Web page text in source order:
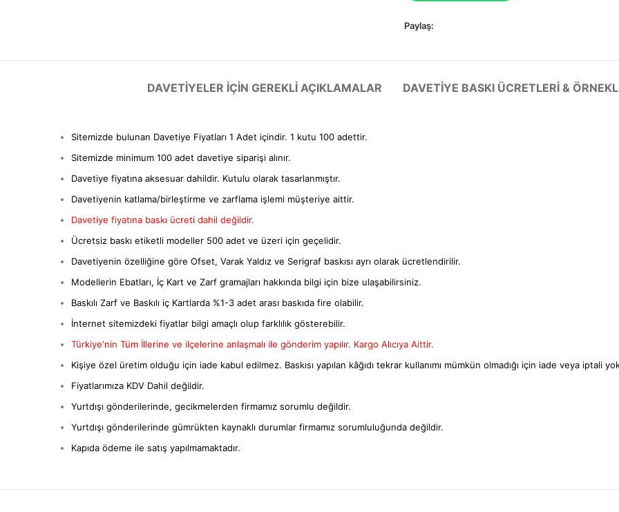
Paylaş:
DAVETIYELER IÇIN GEREKLI AÇIKLAMALAR DAVETIYE BASKI ÜCRETLERI &
Sitemizde bulunan Davetiye Fiyatları 1 Adet içindir. 1 kutu 100 adettir.
Sitemizde minimum 100 adet davetiye siparişi alınır.
Davetiye fiyatına aksesuar dahildir. Kutulu olarak tasarlanmıştır.
Davetiyenin katlama/birleştirme ve zarflama işlemi müşteriye aittir.
Davetiye fiyatına baskı ücreti dahil değildir.
Ücretsiz baskı etiketli modeller 500 adet ve üzeri için geçelidir.
Davetiyenin özelliğine göre Ofset, Varak Yaldız ve Serigraf baskısı ayrı olarak ücretlendirilir.
Modellerin Ebatları, İç Kart ve Zarf gramajları hakkında bilgi için bize ulaşabilirsiniz.
Baskılı Zarf ve Baskılı iç Kartlarda %1-3 adet arası baskıda fire olabilir.
İnternet sitemizdeki fiyatlar bilgi amaçlı olup farklılık gösterebilir.
Türkiye'nin Tüm İllerine ve ilçelerine anlaşmalı ile gönderim yapılır. Kargo Alıcıya Aittir.
Kişiye özel üretim olduğu için iade kabul edilmez. Baskısı yapılan kâğıdı tekrar kullanımı mümkün olmadığı için iade veya iptali
Fiyatlarımıza KDV Dahil değildir.
Yurtdışı gönderilerinde, gecikmelerden firmamız sorumlu değildir.
Yurtdışı gönderilerinde gümrükten kaynaklı durumlar firmamız sorumluluğunda değildir.
Kapıda ödeme ile satış yapılmamaktadır.